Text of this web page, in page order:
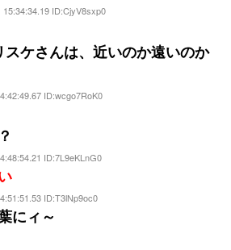
ID:CjyV8sxp0
スケさんは、近いのか遠いのか
ID:wcgo7RoK0
ID:7L9eKLnG0
ID:T3lNp9oc0
にィ～